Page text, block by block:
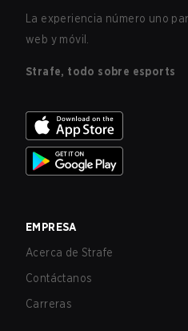
La experiencia número uno
web y móvil.
Strafe, todo sobre esports
EMPRESA
Acerca de Strafe
Contáctanos
Carreras